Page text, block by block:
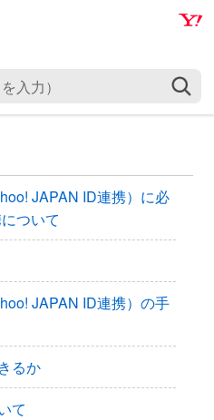
JAPAN ID連携）に必
ついて
JAPAN ID連携）の手
るか
て